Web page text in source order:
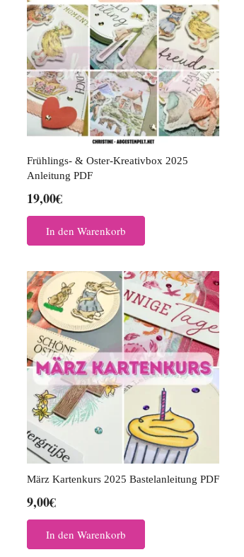
Frühlings- & Oster-Kreativbox 2025
Anleitung PDF
19,00€
In den Warenkorb
März Kartenkurs 2025 Bastelanleitung PDF
9,00€
In den Warenkorb